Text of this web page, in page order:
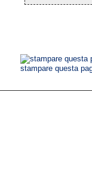
stampare questa